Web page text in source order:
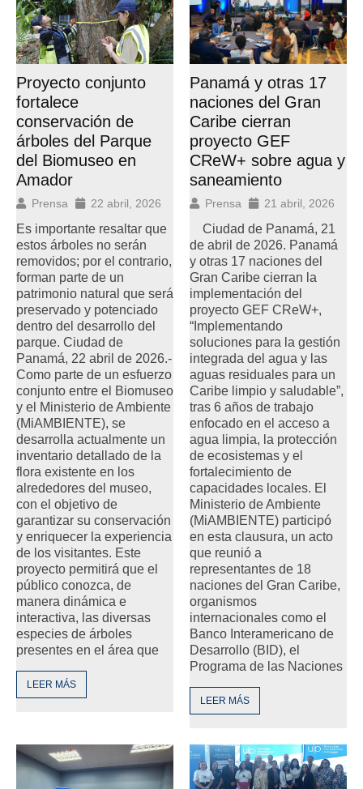
Proyecto conjunto
fortalece
conservación de
árboles del Parque
del Biomuseo en
Amador
Prensa 22 abril, 2026
Es importante resaltar que
estos árboles no serán
removidos; por el contrario,
forman parte de un
patrimonio natural que será
preservado y potenciado
dentro del desarrollo del
parque. Ciudad de
Panamá, 22 abril de 2026.-
Como parte de un esfuerzo
conjunto entre el Biomuseo
y el Ministerio de Ambiente
(MiAMBIENTE), se
desarrolla actualmente un
inventario detallado de la
flora existente en los
alrededores del museo,
con el objetivo de
garantizar su conservación
y enriquecer la experiencia
de los visitantes. Este
proyecto permitirá que el
público conozca, de
manera dinámica e
interactiva, las diversas
especies de árboles
presentes en el área que
LEER MÁS
Panamá y otras 17
naciones del Gran
Caribe cierran
proyecto GEF
CReW+ sobre agua y
saneamiento
Prensa 21 abril, 2026
Ciudad de Panamá, 21
de abril de 2026. Panamá
y otras 17 naciones del
Gran Caribe cierran la
implementación del
proyecto GEF CReW+,
“Implementando
soluciones para la gestión
integrada del agua y las
aguas residuales para un
Caribe limpio y saludable”,
tras 6 años de trabajo
enfocado en el acceso a
agua limpia, la protección
de ecosistemas y el
fortalecimiento de
capacidades locales. El
Ministerio de Ambiente
(MiAMBIENTE) participó
en esta clausura, un acto
que reunió a
representantes de 18
naciones del Gran Caribe,
organismos
internacionales como el
Banco Interamericano de
Desarrollo (BID), el
Programa de las Naciones
LEER MÁS